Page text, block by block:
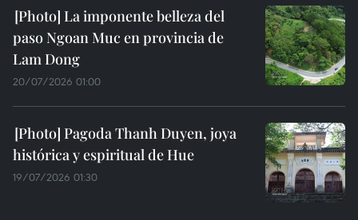
La imponente belleza del
paso Ngoan Muc en provincia de
Lam Dong
20/07/2026 01:00
Pagoda Thanh Duyen, joya
histórica y espiritual de Hue
19/07/2026 01:30